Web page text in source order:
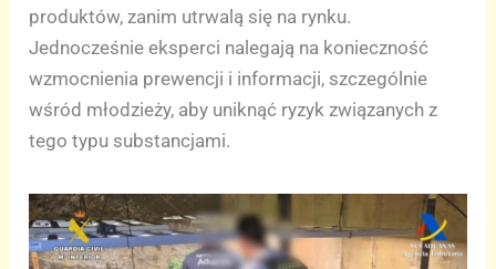
produktów, zanim utrwalą się na rynku.
Jednocześnie eksperci nalegają na konieczność
wzmocnienia prewencji i informacji, szczególnie
wśród młodzieży, aby uniknąć ryzyk związanych z
tego typu substancjami.